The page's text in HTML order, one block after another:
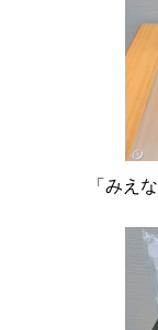
「みえ